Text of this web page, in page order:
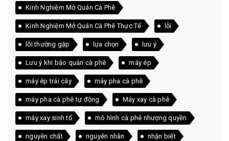
Kinh Nghiệm Mở Quán Cà Phê
Kinh Nghiệm Mở Quán Cà Phê Thực Tế lỗi
lỗi thường gặp lựa chọn lưu ý
Lưu ý khi bảo quản cà phê máy ép
máy ép trái cây máy pha cà phê
máy pha cà phê tự động Máy xay cà phê
máy xay sinh tố mô hình cà phê nhượng quyền
nguyên chất nguyên nhân nhận biết